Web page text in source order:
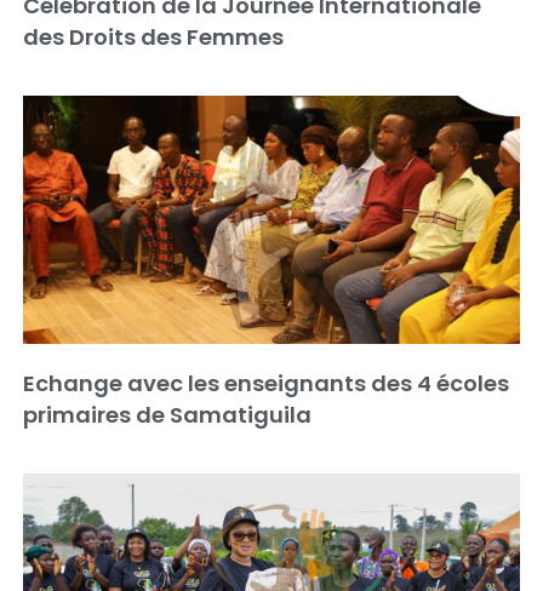
des Droits des Femmes
Echange avec les enseignants des 4 écoles
primaires de Samatiguila